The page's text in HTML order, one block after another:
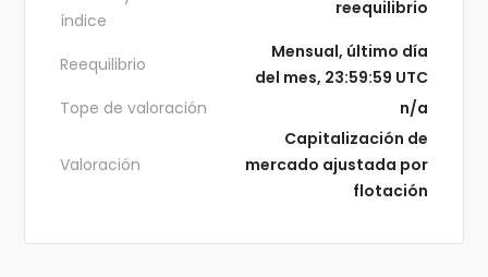
índice
reequilibrio
Reequilibrio
Mensual, último día
del mes, 23:59:59 UTC
Tope de valoración
n/a
Valoración
Capitalización de
mercado ajustada por
flotación